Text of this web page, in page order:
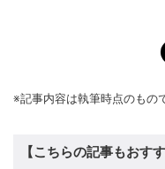
※記事内容は執筆時点のもの
【こちらの記事もおすす